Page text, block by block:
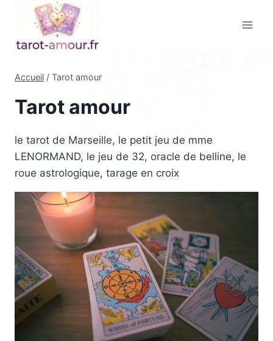
contenu
Accueil / Tarot amour
Tarot amour
le tarot de Marseille, le petit jeu de mme
LENORMAND, le jeu de 32, oracle de belline, le
roue astrologique, tarage en croix